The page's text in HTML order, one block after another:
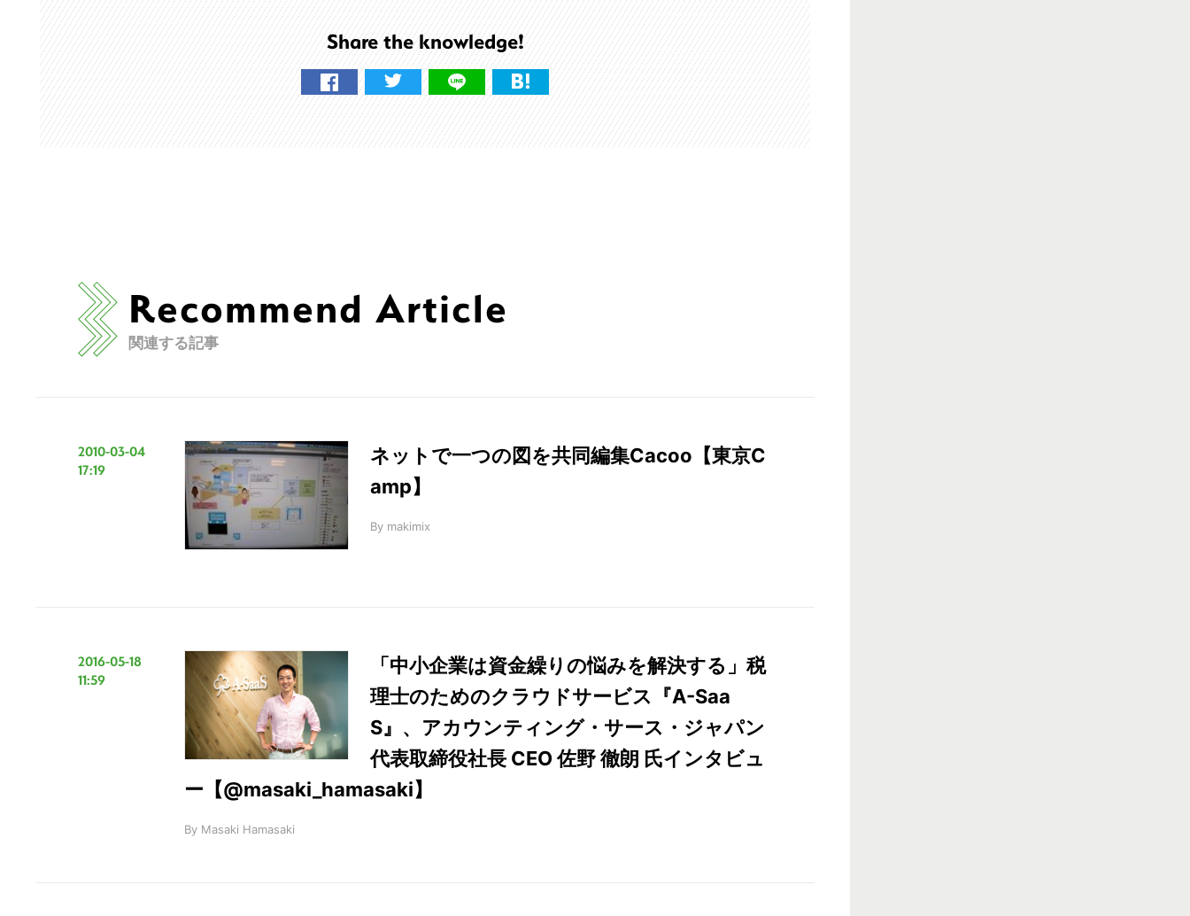
Share the knowledge!
Recommend Article
関連する記事
2010-03-04
17:19
ネットで一つの図を共同編集Cacoo【東京C
amp】
By makimix
2016-05-18
11:59
「中小企業は資金繰りの悩みを解決する」税
理士のためのクラウドサービス『A-Saa
S』、アカウンティング・サース・ジャパン
代表取締役社長 CEO 佐野 徹朗 氏インタビュ
ー【@masaki_hamasaki】
By Masaki Hamasaki